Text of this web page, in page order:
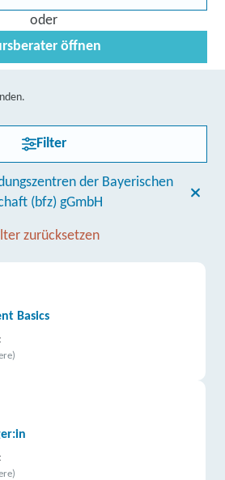
oder
öffnen
Filter
der Bayerischen
(bfz) gGmbH
zurücksetzen
Basics